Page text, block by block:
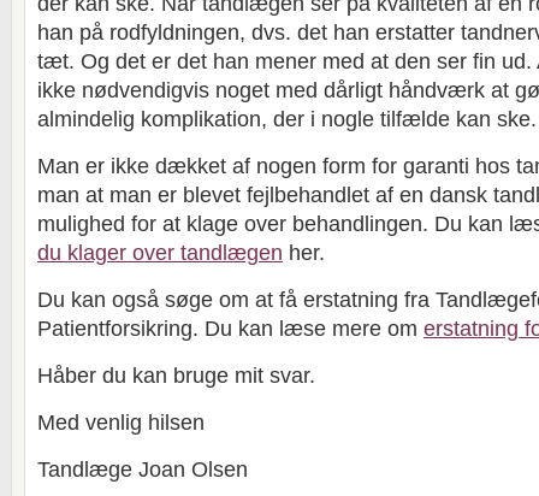
han på rodfyldningen, dvs. det han erstatter
tæt. Og det er det han mener med at den ser fin
ikke nødvendigvis noget med dårligt håndværk at
almindelig komplikation, der i nogle tilfælde kan ske.
Man er ikke dækket af nogen form for garanti hos
man at man er blevet fejlbehandlet af en dansk
mulighed for at klage over behandlingen. Du kan
du klager over tandlægen her.
Du kan også søge om at få erstatning fra
Patientforsikring. Du kan læse mere om erstatning
Håber du kan bruge mit svar.
Med venlig hilsen
Tandlæge Joan Olsen